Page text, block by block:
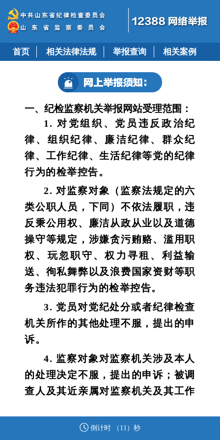
首页 相关法律法规 举报查询 相关案例
一、纪检监察机关举报网站受理范围：
1. 对党组织、党员违反政治纪
律、组织纪律、廉洁纪律、群众纪
律、工作纪律、生活纪律等党的纪律
行为的检举控告。
2. 对监察对象（监察法规定的六
类公职人员，下同）不依法履职，违
反秉公用权、廉洁从政从业以及道德
操守等规定，涉嫌贪污贿赂、滥用职
权、玩忽职守、权力寻租、利益输
送、徇私舞弊以及浪费国家资财等职
务违法犯罪行为的检举控告。
3. 党员对党纪处分或者纪律检查
机关所作的其他处理不服，提出的申
诉。
4. 监察对象对监察机关涉及本人
的处理决定不服，提出的申诉；被调
查人及其近亲属对监察机关及其工作
法权益的行为，提出的申诉。
倒计时 （ 11 ）秒